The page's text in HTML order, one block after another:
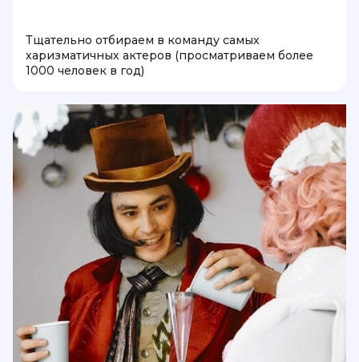
Тщательно отбираем в команду самых
харизматичных актеров (просматриваем более
1000 человек в год)